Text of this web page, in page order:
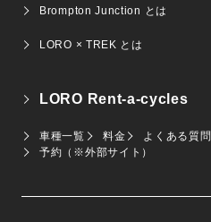
Brompton Junction とは
LORO × TREK とは
LORO Rent-a-cycles
車種一覧 料金 よくある質問
予約（※外部サイト）